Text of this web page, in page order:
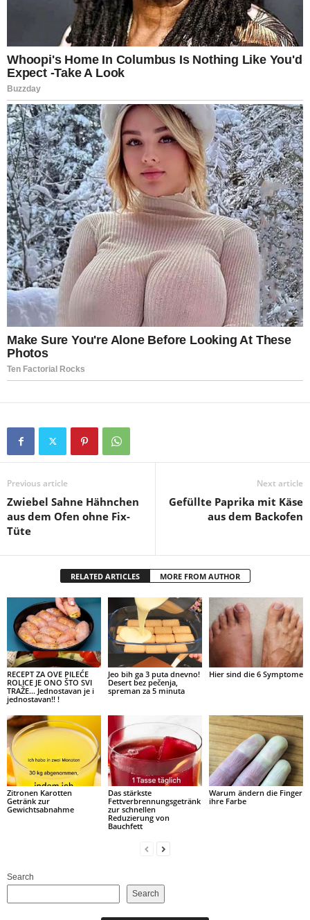
Previous article
Zwiebel Sahne Hähnchen
aus dem Ofen ohne Fix-
Tüte
Next article
Gefüllte Paprika mit Käse
aus dem Backofen
RELATED ARTICLES MORE FROM AUTHOR
RECEPT ZA OVE PILEĆE
ROLICE JE ONO ŠTO SVI
TRAŽE… Jednostavan je i
jednostavan!! !
Jeo bih ga 3 puta dnevno!
Desert bez pečenja,
spreman za 5 minuta
Hier sind die 6 Symptome
Zitronen Karotten
Getränk zur
Gewichtsabnahme
Das stärkste
Fettverbrennungsgetränk
zur schnellen
Reduzierung von
Bauchfett
Warum ändern die Finger
ihre Farbe
Search
Search